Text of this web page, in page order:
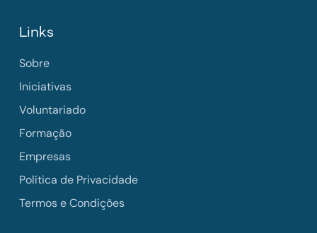
Links
Sobre
Iniciativas
Voluntariado
Formação
Empresas
Política de Privacidade
Termos e Condições